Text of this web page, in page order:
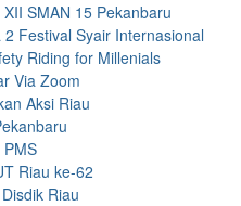
SMAN 15 Pekanbaru
Festival Syair Internasional
Riding for Millenials
Via Zoom
Aksi Riau
Riau ke-62
Riau